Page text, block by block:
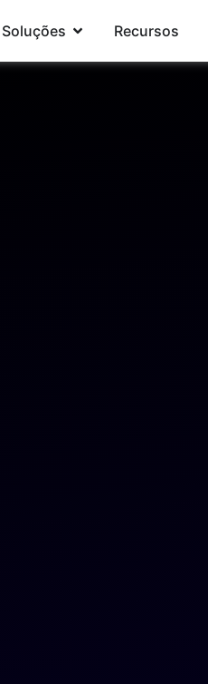
Soluções Recursos